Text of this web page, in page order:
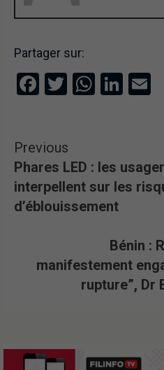
Partager sur:
Facebook
Twitter
Previous
Phares LED : les
interpellent sur les
d’éblouissement
Bénin :
manifestement
rupture”, Dr